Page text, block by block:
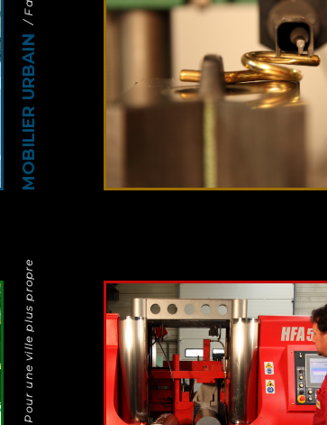
MOBILIER URBAIN
/ Pour une ville plus propre